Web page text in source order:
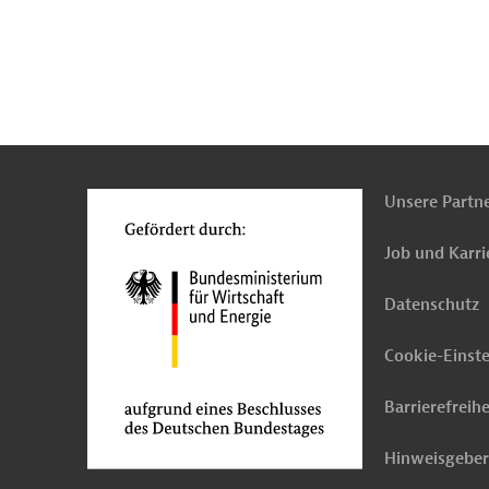
Unsere
Job und
Datenschutz
Cookie-